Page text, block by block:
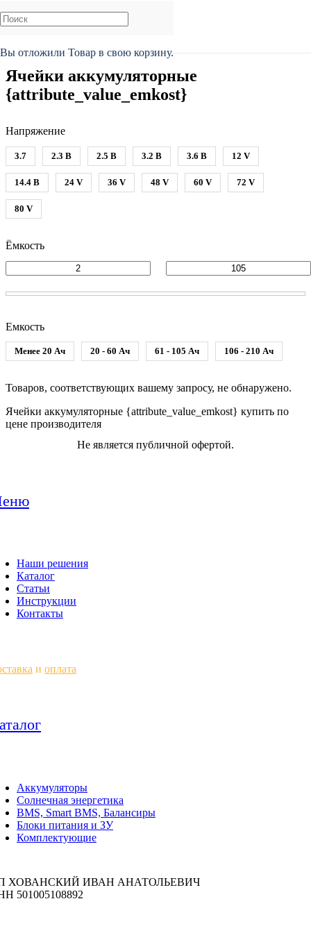
Вы отложили Товар в свою корзину.
Главная Каталог
Ячейки аккумуляторные
{attribute_value_emkost}
Напряжение
3.7 2.3 В 2.5 В 3.2 В 3.6 В 12 V
14.4 В 24 V 36 V 48 V 60 V 72 V
80 V
Ёмкость
Емкость
Менее 20 Ач 20 - 60 Ач 61 - 105 Ач 106 - 210 Ач
Товаров, соответствующих вашему запросу, не обнаружено.
Ячейки аккумуляторные {attribute_value_emkost} купить по
цене производителя
Не является публичной офертой.
Наши решения
Каталог
Статьи
Инструкции
Контакты
и оплата
Аккумуляторы
Солнечная энергетика
BMS, Smart BMS, Балансиры
Блоки питания и ЗУ
Комплектующие
ХОВАНСКИЙ ИВАН АНАТОЛЬЕВИЧ
501005108892